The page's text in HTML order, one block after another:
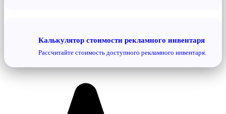
Калькулятор стоимости рекламного инвентаря
Рассчитайте стоимость доступного рекламного инвентаря.